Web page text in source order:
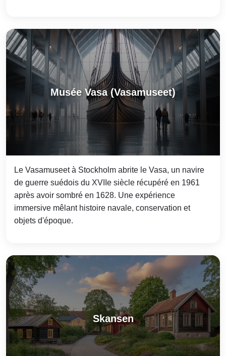
Musée Vasa (Vasamuseet)
Le Vasamuseet à Stockholm abrite le Vasa, un navire
de guerre suédois du XVIIe siècle récupéré en 1961
après avoir sombré en 1628. Une expérience
immersive mêlant histoire navale, conservation et
objets d'époque.
Skansen